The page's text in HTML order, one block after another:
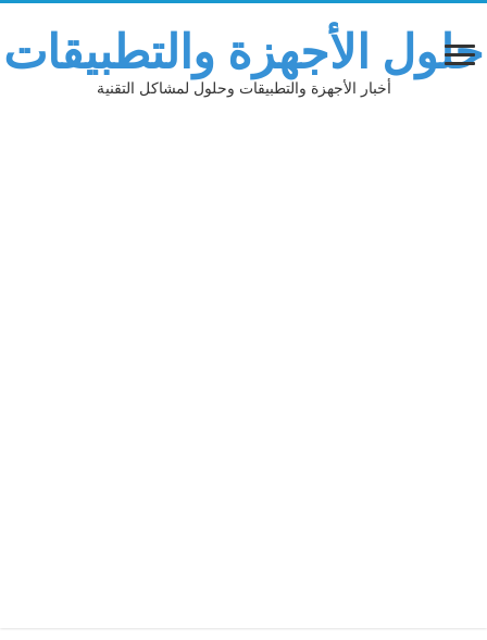
حلول الأجهزة والتطبيقات
أخبار الأجهزة والتطبيقات وحلول لمشاكل التقنية